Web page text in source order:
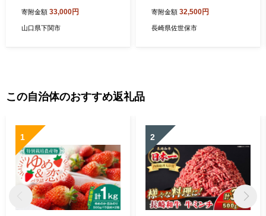
下処理 クエ 希少 鍋 海鮮鍋
くえ鍋 クエ鍋 冷凍 海鮮 魚介
寄附金額 33,000円
山口県下関市
鍋 贈答 ギフト 海鮮鍋 クエ
くえ 高級 魚 よか魚 長崎県
寄附金額 32,500円
長崎県佐世保市
この自治体のおすすめ返礼品
1 2